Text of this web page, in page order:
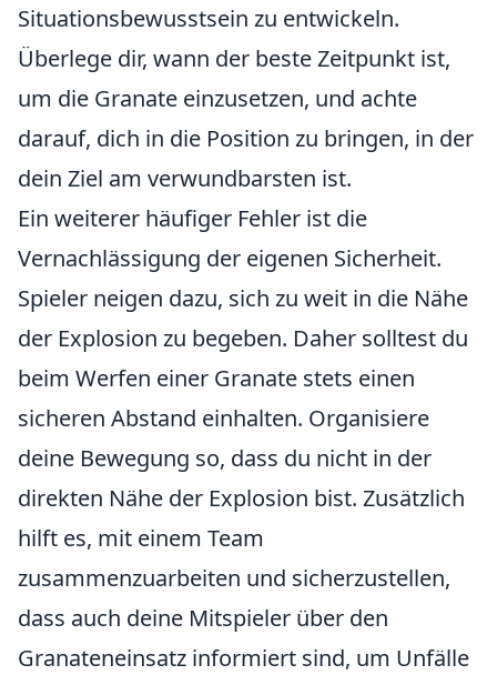
Situationsbewusstsein zu entwickeln.
Überlege dir, wann der beste Zeitpunkt ist,
um die Granate einzusetzen, und achte
darauf, dich in die Position zu bringen, in der
dein Ziel am verwundbarsten ist.
Ein weiterer häufiger Fehler ist die
Vernachlässigung der eigenen Sicherheit.
Spieler neigen dazu, sich zu weit in die Nähe
der Explosion zu begeben. Daher solltest du
beim Werfen einer Granate stets einen
sicheren Abstand einhalten. Organisiere
deine Bewegung so, dass du nicht in der
direkten Nähe der Explosion bist. Zusätzlich
hilft es, mit einem Team
zusammenzuarbeiten und sicherzustellen,
dass auch deine Mitspieler über den
Granateneinsatz informiert sind, um Unfälle